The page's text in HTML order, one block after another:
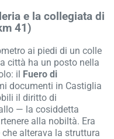
e la collegiata di
41)
ai piedi di un colle
città ha un posto nella
il Fuero di
documenti in Castiglia
il diritto di
— la cosiddetta
alla nobiltà. Era
alterava la struttura